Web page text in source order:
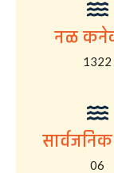
नळ
1322
06